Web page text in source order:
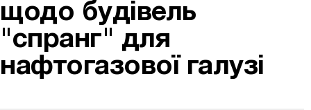
щодо будівель
"спранг" для
нафтогазової галузі